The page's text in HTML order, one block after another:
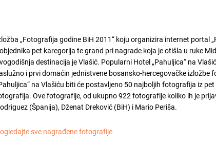
„Fotografija godine BiH 2011“ koju organizira internet portal
pet karegorija te grand pri nagrade koja je otišla u ruke
destinacija je Vlašić. Popularni Hotel „Pahuljica“ na
i prvi domaćin jednistvene bosansko-hercegovačke
na Vlašiću biti će postavljeno 50 najboljih fotografija iz
Ove fotografije, od ukupno 922 fotografije koliko ih je
(Španija), Dženat Dreković (BiH) i Mario Periša.
sve nagrađene fotografije